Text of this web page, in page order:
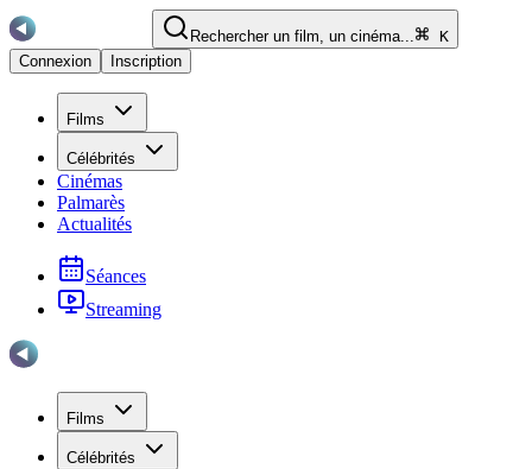
Rechercher un film, un cinéma...
K
Connexion
Inscription
Films
Célébrités
Cinémas
Palmarès
Actualités
Séances
Streaming
Films
Célébrités